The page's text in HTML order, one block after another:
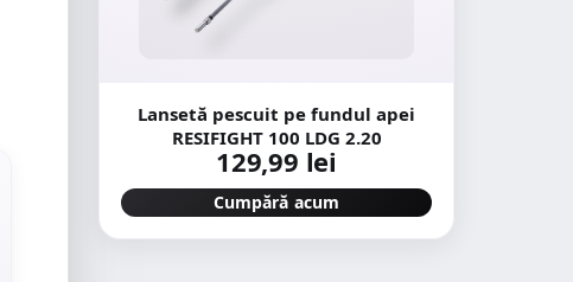
Lansetă pescuit pe fundul apei
RESIFIGHT 100 LDG 2.20
129,99 lei
Cumpără acum